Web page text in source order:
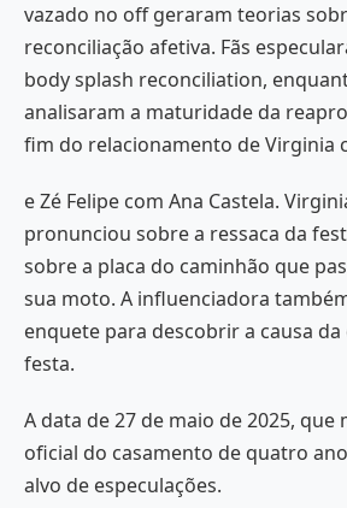
vazado no off geraram teorias
reconciliação afetiva. Fãs
body splash reconciliation,
analisaram a maturidade da
fim do relacionamento de Virginia
e Zé Felipe com Ana Castela.
pronunciou sobre a ressaca da
sobre a placa do caminhão que
sua moto. A influenciadora
enquete para descobrir a causa
festa.
A data de 27 de maio de 2025, que
oficial do casamento de quatro
alvo de especulações.